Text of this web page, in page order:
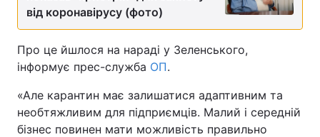
від коронавірусу (фото)
Про це йшлося на нараді у Зеленського,
інформує прес-служба ОП.
«Але карантин має залишатися адаптивним та
необтяжливим для підприємців. Малий і середній
бізнес повинен мати можливість правильно